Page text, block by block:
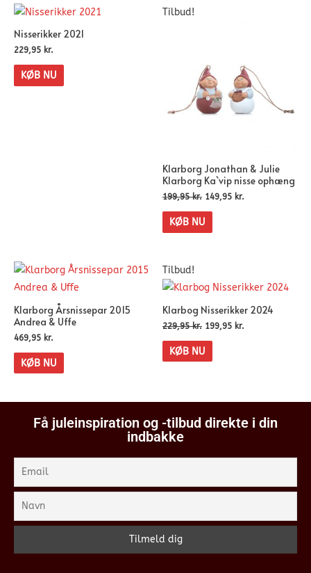
Nisserikker 2021
229,95 kr.
KØB NU
Tilbud!
Klarborg Jonathan & Julie
Klarborg Ka`vip nisse ophæng
199,95kr. 149,95 kr.
KØB NU
Klarborg Årsnissepar 2015
Andrea & Uffe
469,95 kr.
KØB NU
Tilbud!
Klarbog Nisserikker 2024
229,95kr. 199,95 kr.
KØB NU
Få juleinspiration og -tilbud direkte i din
indbakke